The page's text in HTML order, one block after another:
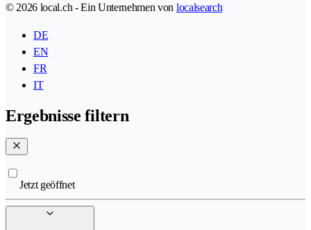
© 2026 local.ch - Ein Unternehmen von localsearch
DE
EN
FR
IT
Ergebnisse filtern
Jetzt geöffnet